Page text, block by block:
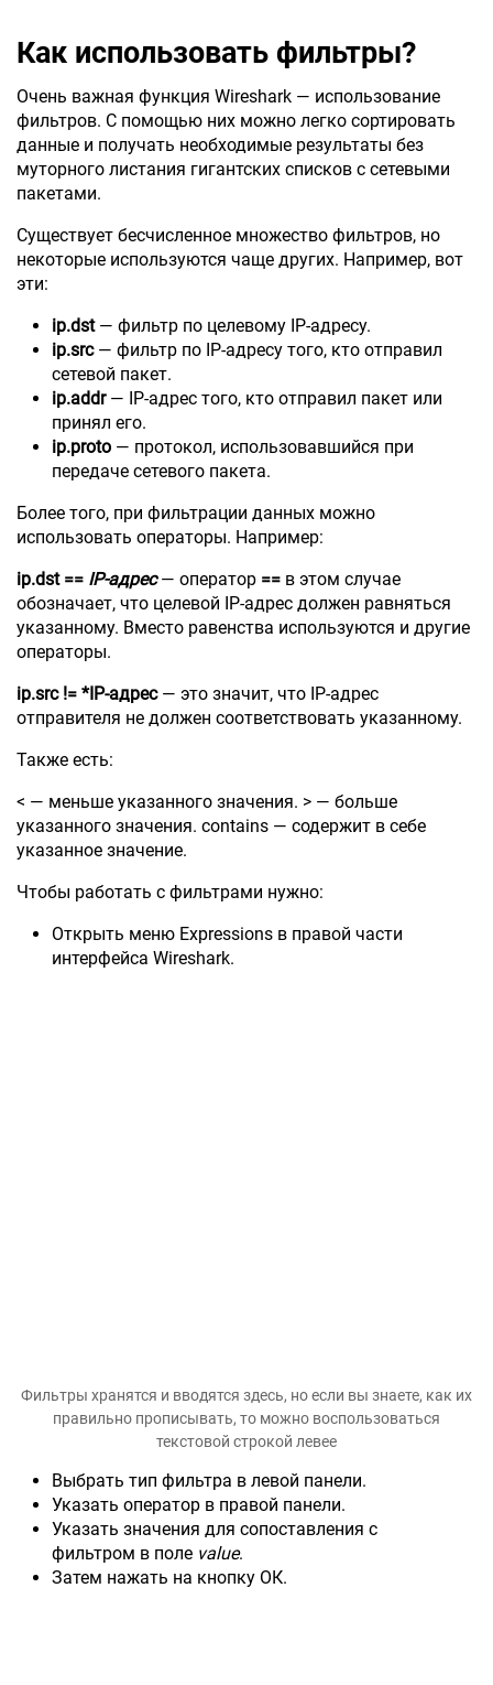
Как использовать фильтры?
Очень важная функция Wireshark — использование
фильтров. С помощью них можно легко сортировать
данные и получать необходимые результаты без
муторного листания гигантских списков с сетевыми
пакетами.
Существует бесчисленное множество фильтров, но
некоторые используются чаще других. Например, вот
эти:
ip.dst— фильтр по целевому IP-адресу.
ip.src— фильтр по IP-адресу того, кто отправил
сетевой пакет.
ip.addr— IP-адрес того, кто отправил пакет или
принял его.
ip.proto — протокол, использовавшийся при
передаче сетевого пакета.
Более того, при фильтрации данных можно
использовать операторы. Например:
ip.dst == IP-адрес— оператор == в этом случае
обозначает, что целевой IP-адрес должен равняться
указанному. Вместо равенства используются и другие
операторы.
ip.src != *IP-адрес— это значит, что IP-адрес
отправителя не должен соответствовать указанному.
Также есть:
< — меньше указанного значения. > — больше
указанного значения. contains — содержит в себе
указанное значение.
Чтобы работать с фильтрами нужно:
Открыть меню Expressions в правой части
интерфейса Wireshark.
Фильтры хранятся и вводятся здесь, но если вы знаете, как их
правильно прописывать, то можно воспользоваться
текстовой строкой левее
Выбрать тип фильтра в левой панели.
Указать оператор в правой панели.
Указать значения для сопоставления с
фильтром в поле value.
Затем нажать на кнопку ОК.